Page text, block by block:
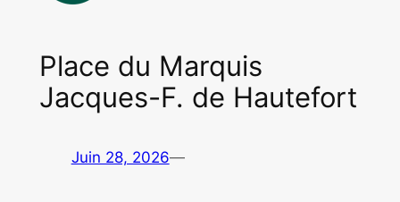
Place du Marquis
Jacques-F. de Hautefort
Juin 28, 2026—